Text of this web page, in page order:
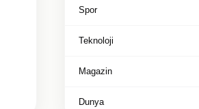
Spor
Teknoloji
Magazin
Dunya